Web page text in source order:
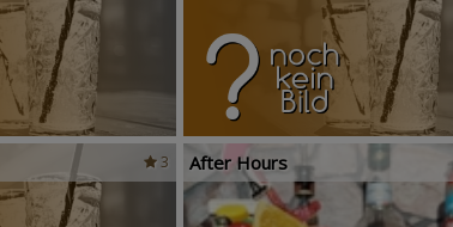
3 After Hours